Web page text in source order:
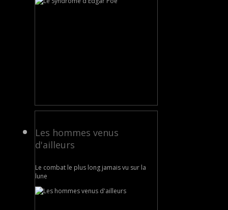
Les hommes venus
d'ailleurs
Le combat le plus long jamais vu sur la
lune